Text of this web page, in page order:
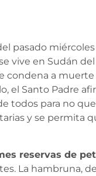
pasado
vive en Sudán
condena a
el Santo Padre
todos para no
y se permita
reservas de
La hambruna,